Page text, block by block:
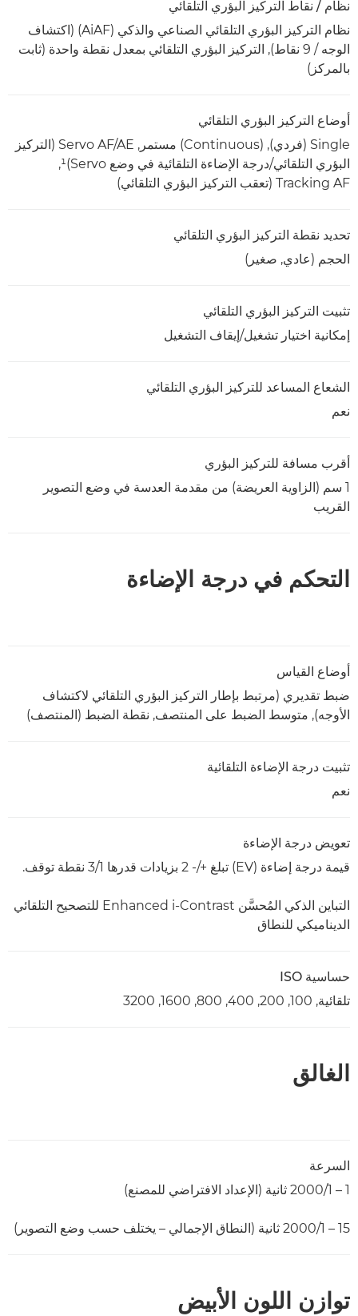
نظام / نقاط التركيز البؤري التلقائي
نظام التركيز البؤري التلقائي الصناعي والذكي (AiAF) (اكتشاف
الوجه / 9 نقاط), التركيز البؤري التلقائي بمعدل نقطة واحدة (ثابت
بالمركز)
أوضاع التركيز البؤري التلقائي
Single (فردي), (Continuous) مستمر, Servo AF/AE (التركيز
البؤري التلقائي/درجة الإضاءة التلقائية في وضع Servo)‏¹,
Tracking AF (تعقب التركيز البؤري التلقائي)
تحديد نقطة التركيز البؤري التلقائي
الحجم (عادي, صغير)
تثبيت التركيز البؤري التلقائي
إمكانية اختيار تشغيل/إيقاف التشغيل
الشعاع المساعد للتركيز البؤري التلقائي
نعم
أقرب مسافة للتركيز البؤري
1 سم (الزاوية العريضة) من مقدمة العدسة في وضع التصوير
القريب
التحكم في درجة الإضاءة
أوضاع القياس
ضبط تقديري (مرتبط بإطار التركيز البؤري التلقائي لاكتشاف
الأوجه), متوسط الضبط على المنتصف, نقطة الضبط (المنتصف)
تثبيت درجة الإضاءة التلقائية
نعم
تعويض درجة الإضاءة
قيمة درجة إضاءة (EV) تبلغ +/- 2 بزيادات قدرها 1/‏3 نقطة توقف.
التباين الذكي المُحسَّن ‏Enhanced i-Contrast‏ للتصحيح التلقائي
الديناميكي للنطاق
حساسية ISO
تلقائية, 100, 200, 400, 800, 1600, 3200
الغالق
السرعة
1 – 1/‏2000 ثانية (الإعداد الافتراضي للمصنع‏)
15 – 1/‏2000 ثانية (النطاق الإجمالي – يختلف حسب وضع التصوير)
توازن اللون الأبيض